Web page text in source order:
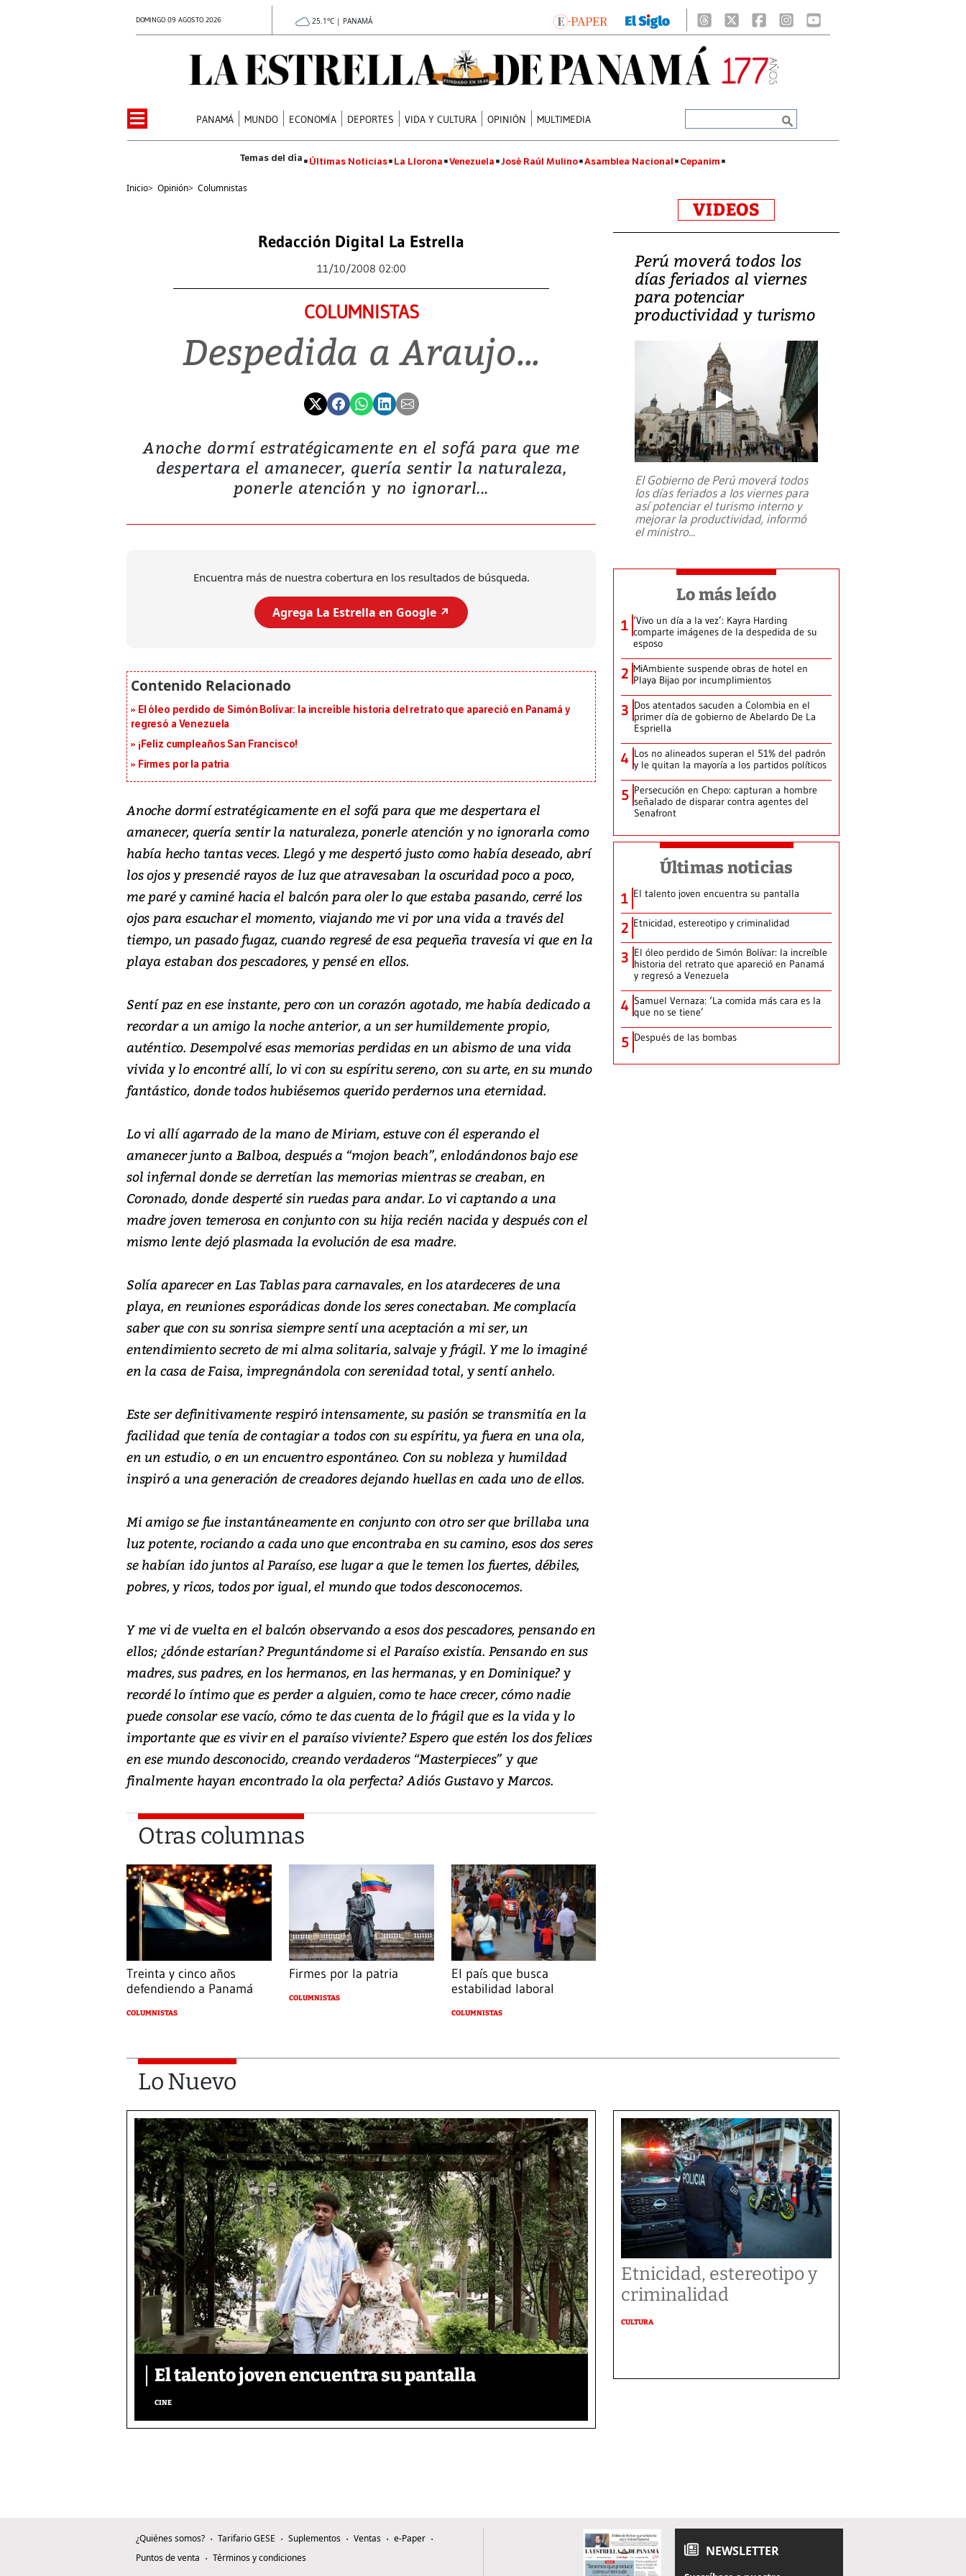
DOMINGO 09 AGOSTO 2026 25.1°C | PANAMÁ
PANAMÁ MUNDO ECONOMÍA DEPORTES VIDA Y CULTURA OPINIÓN MULTIMEDIA
Últimas Noticias La Llorona Venezuela José Raúl Mulino Asamblea Nacional Cepanim
Inicio> Opinión> Columnistas
Redacción Digital La Estrella
11/10/2008 02:00
COLUMNISTAS
Despedida a Araujo...
Anoche dormí estratégicamente en el sofá para que me
despertara el amanecer, quería sentir la naturaleza,
ponerle atención y no ignorarl...
Encuentra más de nuestra cobertura en los resultados de búsqueda.
Agrega La Estrella en Google ↗️
El óleo perdido de Simón Bolívar: la increíble historia del retrato que apareció en Panamá y
regresó a Venezuela
¡Feliz cumpleaños San Francisco!
Firmes por la patria
Anoche dormí estratégicamente en el sofá para que me despertara el
amanecer, quería sentir la naturaleza, ponerle atención y no ignorarla como
había hecho tantas veces. Llegó y me despertó justo como había deseado, abrí
los ojos y presencié rayos de luz que atravesaban la oscuridad poco a poco,
me paré y caminé hacia el balcón para oler lo que estaba pasando, cerré los
ojos para escuchar el momento, viajando me vi por una vida a través del
tiempo, un pasado fugaz, cuando regresé de esa pequeña travesía vi que en la
playa estaban dos pescadores, y pensé en ellos.
Sentí paz en ese instante, pero con un corazón agotado, me había dedicado a
recordar a un amigo la noche anterior, a un ser humildemente propio,
auténtico. Desempolvé esas memorias perdidas en un abismo de una vida
vivida y lo encontré allí, lo vi con su espíritu sereno, con su arte, en su mundo
fantástico, donde todos hubiésemos querido perdernos una eternidad.
Lo vi allí agarrado de la mano de Miriam, estuve con él esperando el
amanecer junto a Balboa, después a “mojon beach”, enlodándonos bajo ese
sol infernal donde se derretían las memorias mientras se creaban, en
Coronado, donde desperté sin ruedas para andar. Lo vi captando a una
madre joven temerosa en conjunto con su hija recién nacida y después con el
mismo lente dejó plasmada la evolución de esa madre.
Solía aparecer en Las Tablas para carnavales, en los atardeceres de una
playa, en reuniones esporádicas donde los seres conectaban. Me complacía
saber que con su sonrisa siempre sentí una aceptación a mi ser, un
entendimiento secreto de mi alma solitaria, salvaje y frágil. Y me lo imaginé
en la casa de Faisa, impregnándola con serenidad total, y sentí anhelo.
Este ser definitivamente respiró intensamente, su pasión se transmitía en la
facilidad que tenía de contagiar a todos con su espíritu, ya fuera en una ola,
en un estudio, o en un encuentro espontáneo. Con su nobleza y humildad
inspiró a una generación de creadores dejando huellas en cada uno de ellos.
Mi amigo se fue instantáneamente en conjunto con otro ser que brillaba una
luz potente, rociando a cada uno que encontraba en su camino, esos dos seres
se habían ido juntos al Paraíso, ese lugar a que le temen los fuertes, débiles,
pobres, y ricos, todos por igual, el mundo que todos desconocemos.
Y me vi de vuelta en el balcón observando a esos dos pescadores, pensando en
ellos; ¿dónde estarían? Preguntándome si el Paraíso existía. Pensando en sus
madres, sus padres, en los hermanos, en las hermanas, y en Dominique? y
recordé lo íntimo que es perder a alguien, como te hace crecer, cómo nadie
puede consolar ese vacío, cómo te das cuenta de lo frágil que es la vida y lo
importante que es vivir en el paraíso viviente? Espero que estén los dos felices
en ese mundo desconocido, creando verdaderos “Masterpieces” y que
finalmente hayan encontrado la ola perfecta? Adiós Gustavo y Marcos.
Otras columnas
Treinta y cinco años
defendiendo a Panamá
COLUMNISTAS
Firmes por la patria
COLUMNISTAS
El país que busca
estabilidad laboral
COLUMNISTAS
VIDEOS
Perú moverá todos los
días feriados al viernes
para potenciar
productividad y turismo
El Gobierno de Perú moverá todos
los días feriados a los viernes para
así potenciar el turismo interno y
mejorar la productividad, informó
el ministro...
Lo más leído
1 ‘Vivo un día a la vez’: Kayra Harding
comparte imágenes de la despedida de su
esposo
2 MiAmbiente suspende obras de hotel en
Playa Bijao por incumplimientos
3 Dos atentados sacuden a Colombia en el
primer día de gobierno de Abelardo De La
Espriella
4 Los no alineados superan el 51% del padrón
y le quitan la mayoría a los partidos políticos
5 Persecución en Chepo: capturan a hombre
señalado de disparar contra agentes del
Senafront
Últimas noticias
1 El talento joven encuentra su pantalla​
2 Etnicidad, estereotipo y criminalidad
3 El óleo perdido de Simón Bolívar: la increíble
historia del retrato que apareció en Panamá
y regresó a Venezuela
4 Samuel Vernaza: ‘La comida más cara es la
que no se tiene’
5 Después de las bombas
Lo Nuevo
El talento joven encuentra su pantalla​
CINE
Etnicidad, estereotipo y
criminalidad
CULTURA
¿Quiénes somos? Tarifario GESE Suplementos Ventas
e-Paper
Puntos de venta
Términos y condiciones NEWSLETTER